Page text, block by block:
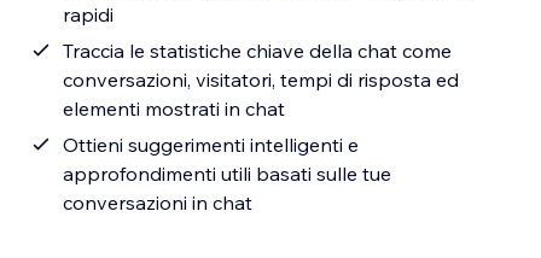
rapidi
Traccia le statistiche chiave della chat come
conversazioni, visitatori, tempi di risposta ed
elementi mostrati in chat
Ottieni suggerimenti intelligenti e
approfondimenti utili basati sulle tue
conversazioni in chat